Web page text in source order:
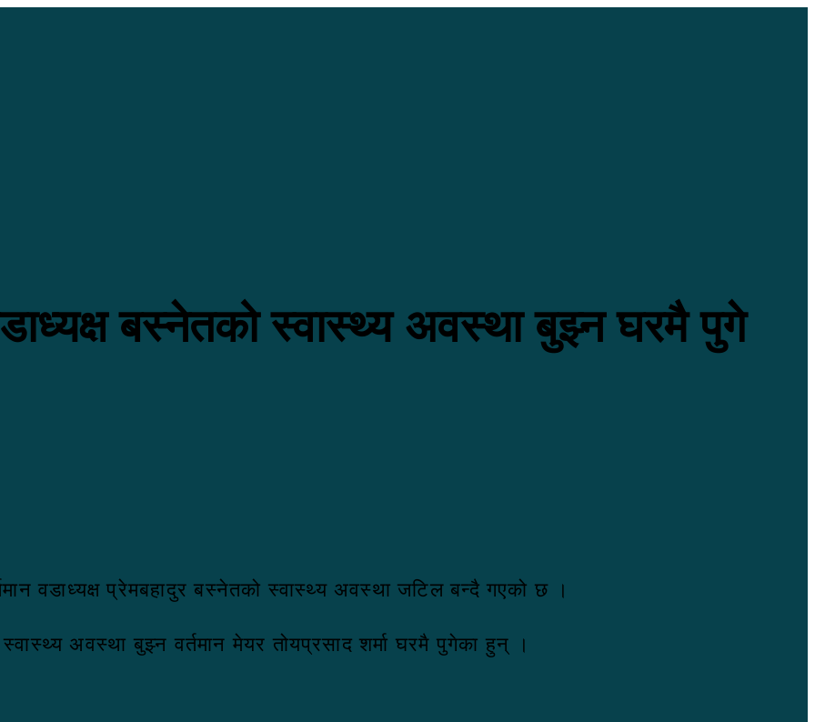
बस्नेतको स्वास्थ्य अवस्था बुझ्न घरमै पुगे
वडाध्यक्ष प्रेमबहादुर बस्नेतको स्वास्थ्य अवस्था जटिल बन्दै गएको छ ।
अवस्था बुझ्न वर्तमान मेयर तोयप्रसाद शर्मा घरमै पुगेका हुन् ।